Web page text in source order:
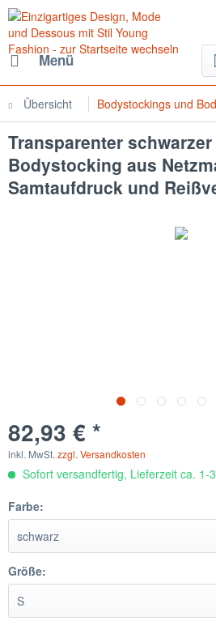
Menü
Übersicht Bodystockings und
Transparenter
Bodystocking aus
Samtaufdruck und
82,93 € *
inkl. MwSt. zzgl. Versandkosten
Sofort versandfertig, Lieferzeit ca. 1-
Farbe:
Größe: